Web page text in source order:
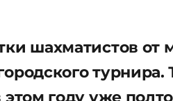
шахматистов от
году уже